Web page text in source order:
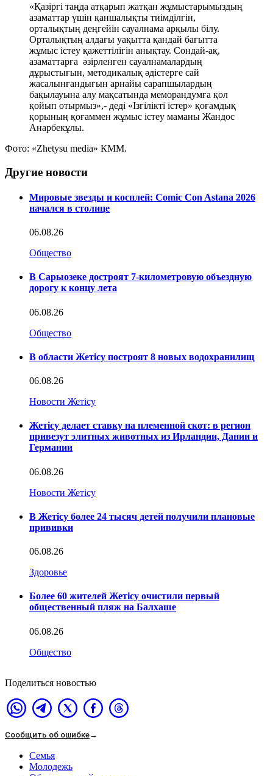
«Қазіргі таңда атқарып жатқан жұмыстарымыздың
азаматтар үшін қаншалықты тиімділгін,
орталықтың деңгейін сауалнама арқылы білу.
Орталықтың алдағы уақытта қандай бағытта
жұмыс істеу қажеттілігін анықтау. Сондай-ақ,
азаматтарға әзірленген сауалнамалардың
дұрыстығын, методикалық әдістерге сай
жасалынғандығын арнайы сарапшылардың
бақылауына алу мақсатында меморандумға қол
қойып отырмыз»,- деді «Ізгілікті істер» қоғамдық
қорының қоғаммен жұмыс істеу маманы Жандос
Анарбекұлы.
Фото: «Zhetysu media» КММ.
Другие новости
Мировые звезды и косплей: Comic Con Astana 2026
начался в столице
06.08.26
Общество
В Сарыозеке достроят 7-километровую объездную
дорогу к концу лета
06.08.26
Общество
В области Жетісу построят 8 новых водохранилищ
06.08.26
Новости Жетісу
Жетісу делает ставку на племенной скот: в регион
привезут элитных животных из Ирландии, Дании и
Германии
06.08.26
Новости Жетісу
В Жетісу более 24 тысяч детей получили плановые
прививки
06.08.26
Здоровье
Более 60 жителей Жетісу очистили первый
общественный пляж на Балхаше
06.08.26
Общество
Поделиться новостью
Сообщить об ошибке→
Семья
Молодежь